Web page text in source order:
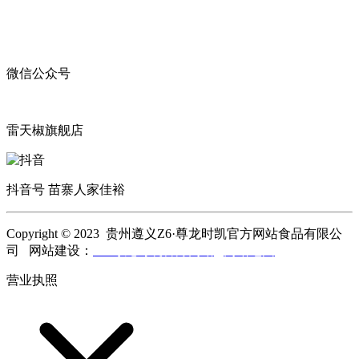
微信公众号
雷天椒旗舰店
抖音号 苗寨人家佳裕
Copyright © 2023 贵州遵义Z6·尊龙时凯官方网站食品有限公
司 网站建设：
营业执照